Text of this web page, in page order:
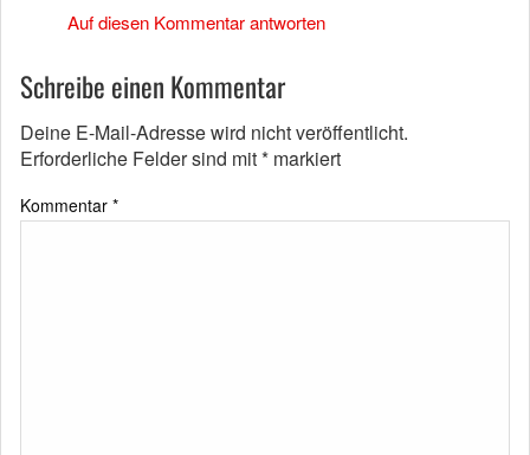
Auf diesen Kommentar antworten
Schreibe einen Kommentar
Deine E-Mail-Adresse wird nicht veröffentlicht.
Erforderliche Felder sind mit* markiert
Kommentar *